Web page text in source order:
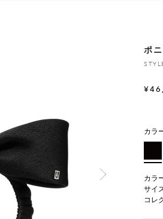
ポ
¥
カラ
カラ
サイ
コレ